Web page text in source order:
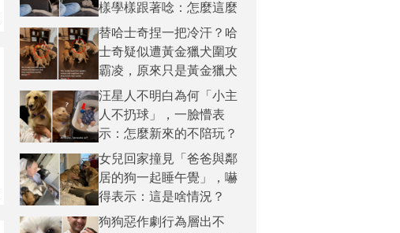
樣學樣跟著唸：怎麼這麼
難～
替哈士奇捏一把冷汗？哈
士奇疑似遭黃金獵犬圍攻
霸凌，原來只是黃金獵犬
給牠的「猛烈歡迎儀式」
啦！
汪星人不明白為何「小主
人不扔球」，一臉懵表
示：怎麼新來的不陪玩？
女兒回家撞見「爸爸與鄰
居的狗一起睡午覺」，嚇
得表示：這是啥情況？
狗狗惡作劇行為層出不